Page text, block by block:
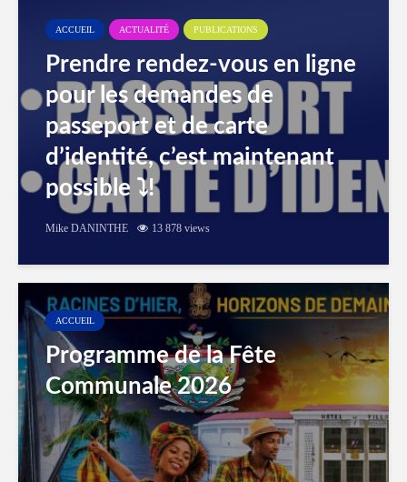
ACCUEIL ACTUALITÉ PUBLICATIONS
Prendre rendez-vous en ligne
pour les demandes de
passeport et de carte
d’identité, c’est maintenant
possible ⤵️!
Mike DANINTHE 13 878 views
ACCUEIL
Programme de la Fête
Communale 2026